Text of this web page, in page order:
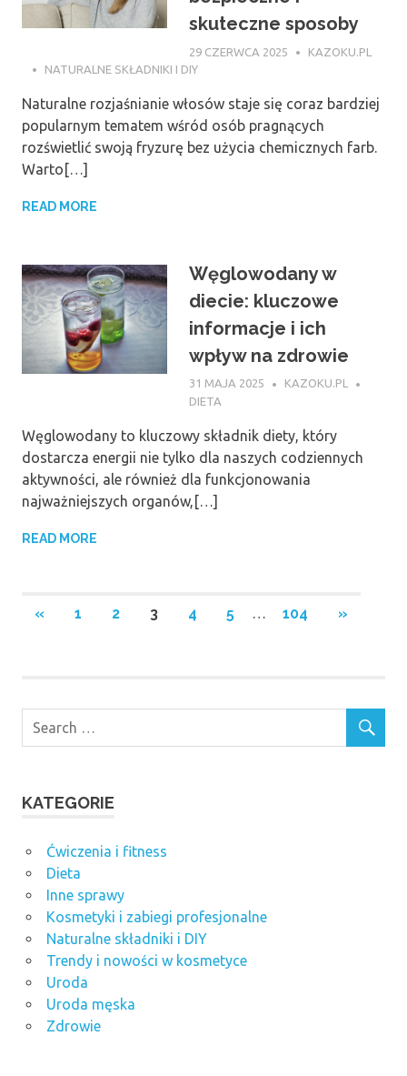
skuteczne sposoby
29 CZERWCA 2025
KAZOKU.PL
NATURALNE SKŁADNIKI I DIY
Naturalne rozjaśnianie włosów staje się coraz bardziej
popularnym tematem wśród osób pragnących
rozświetlić swoją fryzurę bez użycia chemicznych farb.
Warto[…]
READ MORE
Węglowodany w
diecie: kluczowe
informacje i ich
wpływ na zdrowie
31 MAJA 2025
KAZOKU.PL
DIETA
Węglowodany to kluczowy składnik diety, który
dostarcza energii nie tylko dla naszych codziennych
aktywności, ale również dla funkcjonowania
najważniejszych organów,[…]
READ MORE
Stronicowanie
« PREVIOUS
1 2 3 4 5 104
NEXT
»
KATEGORIE
Ćwiczenia i fitness
Dieta
Inne sprawy
Kosmetyki i zabiegi profesjonalne
Naturalne składniki i DIY
Trendy i nowości w kosmetyce
Uroda
Uroda męska
Zdrowie